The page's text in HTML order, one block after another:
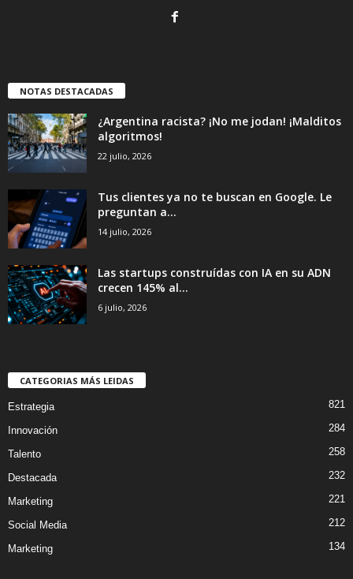
NOTAS DESTACADAS
¿Argentina racista? ¡No me jodan! ¡Malditos
algoritmos!
22 julio, 2026
Tus clientes ya no te buscan en Google. Le
preguntan a...
14 julio, 2026
Las startups construídas con IA en su ADN
crecen 145% al...
6 julio, 2026
CATEGORIAS MÁS LEIDAS
Estrategia 821
Innovación 284
Talento 258
Destacada 232
Marketing 221
Social Media 212
Marketing 134